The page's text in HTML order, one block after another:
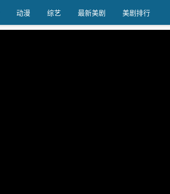
动漫 综艺 最新美剧 美剧排行